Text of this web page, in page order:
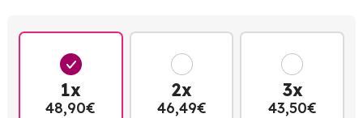
1x
48,90€
2x
46,49€
3x
43,50€